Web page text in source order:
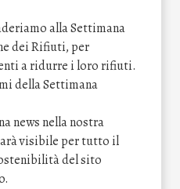
alla Settimana
dei Rifiuti, per
a ridurre i loro rifiuti.
della Settimana
news nella nostra
visibile per tutto il
del sito